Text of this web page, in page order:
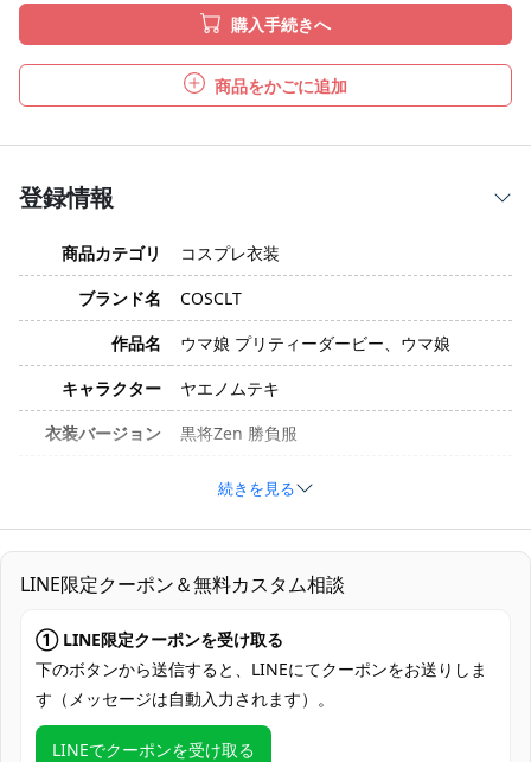
購入手続きへ
商品をかごに追加
登録情報
商品カテゴリ
コスプレ衣装
ブランド名
COSCLT
作品名
ウマ娘 プリティーダービー、ウマ娘
キャラクター
ヤエノムテキ
衣装バージョン
黒将Zen 勝負服
S、M、L、XL
り、腕飾り、紐飾り、首飾り、鉢巻、耳、
もも飾り、ニーパッド
発送予定
加工に7～15営業日、配送に5～7営業日
（※土日祝除く）、合計で12～22営業日程
度でお届け
続きを見る
LINE限定クーポン＆無料カスタム相談
① LINE限定クーポンを受け取る
下のボタンから送信すると、LINEにてクーポンをお送りしま
す（メッセージは自動入力されます）。
LINEでクーポンを受け取る